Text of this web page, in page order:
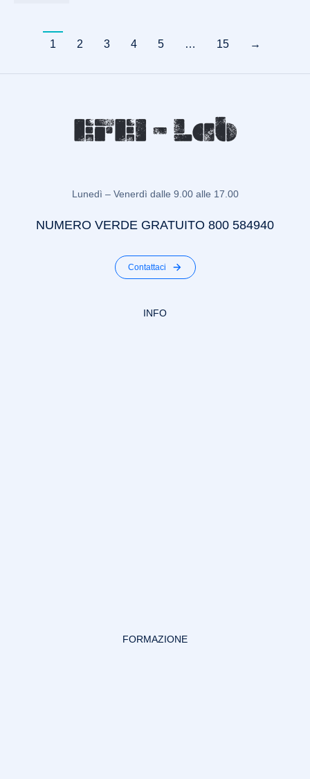
1 2 3 4 5 … 15 →
Lunedì – Venerdì dalle 9.00 alle 17.00
NUMERO VERDE GRATUITO 800 584940
Contattaci
INFO
FORMAZIONE